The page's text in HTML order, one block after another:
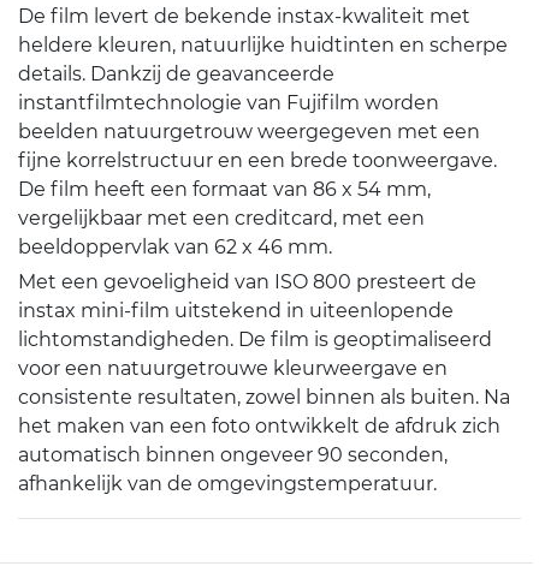
De film levert de bekende instax-kwaliteit met
heldere kleuren, natuurlijke huidtinten en scherpe
details. Dankzij de geavanceerde
instantfilmtechnologie van Fujifilm worden
beelden natuurgetrouw weergegeven met een
fijne korrelstructuur en een brede toonweergave.
De film heeft een formaat van 86 x 54 mm,
vergelijkbaar met een creditcard, met een
beeldoppervlak van 62 x 46 mm.
Met een gevoeligheid van ISO 800 presteert de
instax mini-film uitstekend in uiteenlopende
lichtomstandigheden. De film is geoptimaliseerd
voor een natuurgetrouwe kleurweergave en
consistente resultaten, zowel binnen als buiten. Na
het maken van een foto ontwikkelt de afdruk zich
automatisch binnen ongeveer 90 seconden,
afhankelijk van de omgevingstemperatuur.